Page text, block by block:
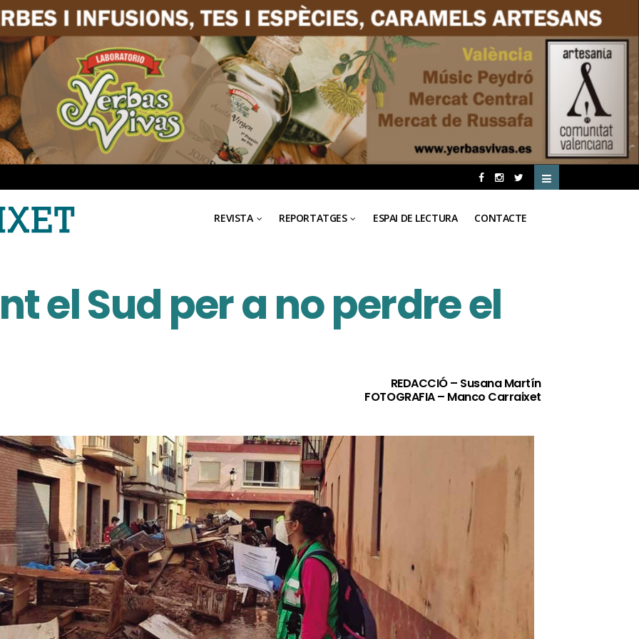
REVISTA REPORTATGES ESPAI DE LECTURA CONTACTE
el Sud per a no perdre el
REDACCIÓ – Susana Martín
FOTOGRAFIA – Manco Carraixet